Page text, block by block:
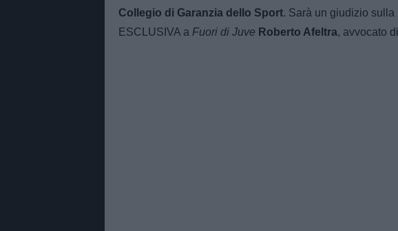
Collegio di Garanzia dello Sport. Sarà un giudizio sulla
ESCLUSIVA a Fuori di Juve Roberto Afeltra, avvocato